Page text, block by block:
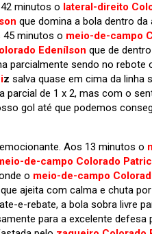
minutos o lateral-direito
que domina a bola dentro da
minutos o meio-de-campo
Edenílson que de
parcialmente sendo no rebote
iz salva quase em cima da linha
parcial de 1 x 2, mas com o
gol até que podemos
Aos 13 minutos o
de-campo Colorado
o meio-de-campo
que ajeita com calma e chuta
e-rebate, a bola sobra livre
para a excelente defesa